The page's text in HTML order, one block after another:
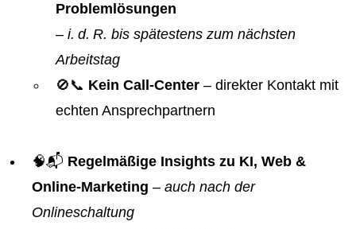
Problemlösungen
– i. d. R. bis spätestens zum nächsten
Arbeitstag
🚫📞 Kein Call-Center – direkter Kontakt mit
echten Ansprechpartnern
🧠📬 Regelmäßige Insights zu KI, Web &
Online-Marketing – auch nach der
Onlineschaltung